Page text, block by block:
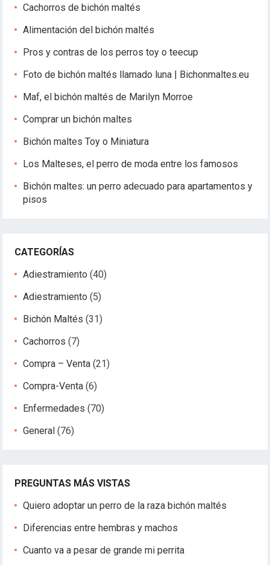
Cachorros de bichón maltés
Alimentación del bichón maltés
Pros y contras de los perros toy o teecup
Foto de bichón maltés llamado luna | Bichonmaltes.eu
Maf, el bichón maltés de Marilyn Morroe
Comprar un bichón maltes
Bichón maltes Toy o Miniatura
Los Malteses, el perro de moda entre los famosos
Bichón maltes: un perro adecuado para apartamentos y
pisos
CATEGORÍAS
Adiestramiento (40)
Adiestramiento (5)
Bichón Maltés (31)
Cachorros (7)
Compra – Venta (21)
Compra-Venta (6)
Enfermedades (70)
General (76)
PREGUNTAS MÁS VISTAS
Quiero adoptar un perro de la raza bichón maltés
Diferencias entre hembras y machos
Cuanto va a pesar de grande mi perrita